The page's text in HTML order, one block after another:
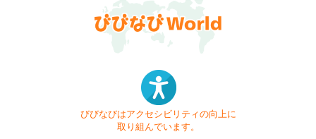
びびなびはアクセシビリティの向上に
取り組んでいます。